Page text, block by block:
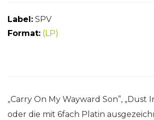
Label: SPV
Format: (LP)
„Carry On My Wayward Son”, „Dust
oder die mit 6fach Platin